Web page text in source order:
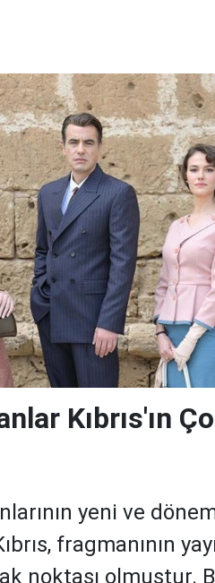
Kıbrıs'ın
yeni ve
fragmanının
noktası olmuştur.